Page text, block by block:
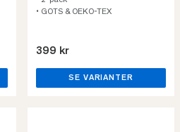
• GOTS & OEKO-TEX
399 kr
SE VARIANTER